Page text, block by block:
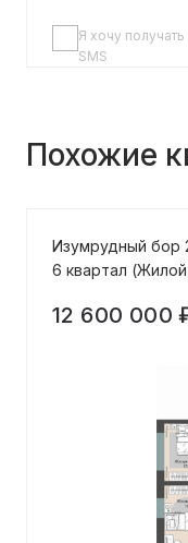
Я хочу
SMS
Похожие
Изумрудный бор
6 квартал
12 600 000